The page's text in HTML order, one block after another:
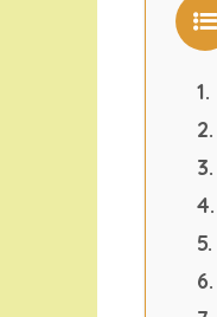
1.
2.
3.
4.
5.
6.